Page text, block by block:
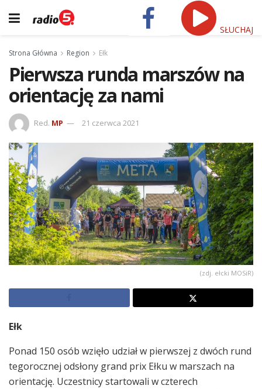
SŁUCHAJ
Strona Główna Region Ełk
Pierwsza runda marszów na
orientację za nami
Red. MP 21 czerwca 2021
(zdj. ełcki MOSiR)
Ełk
Ponad 150 osób wzięło udział w pierwszej z dwóch rund
tegorocznej odsłony grand prix Ełku w marszach na
orientację. Uczestnicy startowali w czterech